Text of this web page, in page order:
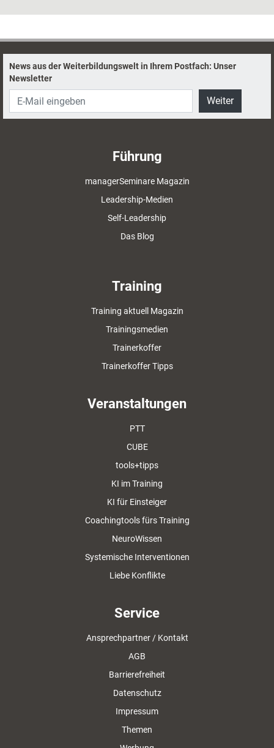
eigene Internationalisierung gelingt.
News aus der Weiterbildungswelt in Ihrem Postfach: Unser
Newsletter
Weiter
Führung
managerSeminare Magazin
Leadership-Medien
Self-Leadership
Das Blog
Training
Training aktuell Magazin
Trainingsmedien
Trainerkoffer
Trainerkoffer Tipps
Veranstaltungen
PTT
CUBE
tools+tipps
KI im Training
KI für Einsteiger
Coachingtools fürs Training
NeuroWissen
Systemische Interventionen
Liebe Konflikte
Service
Ansprechpartner / Kontakt
AGB
Barrierefreiheit
Datenschutz
Impressum
Themen